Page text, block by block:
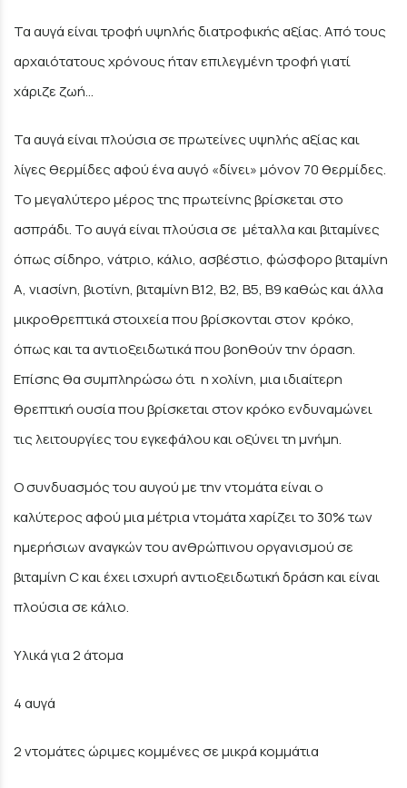
Τα αυγά είναι τροφή υψηλής διατροφικής αξίας. Από τους
αρχαιότατους χρόνους ήταν επιλεγμένη τροφή γιατί
χάριζε ζωή…
Τα αυγά είναι πλούσια σε πρωτείνες υψηλής αξίας και
λίγες θερμίδες αφού ένα αυγό «δίνει» μόνον 70 θερμίδες.
Το μεγαλύτερο μέρος της πρωτείνης βρίσκεται στο
ασπράδι. Το αυγά είναι πλούσια σε μέταλλα και βιταμίνες
όπως σίδηρο, νάτριο, κάλιο, ασβέστιο, φώσφορο βιταμίνη
Α, νιασίνη, βιοτίνη, βιταμίνη Β12, Β2, Β5, Β9 καθώς και άλλα
μικροθρεπτικά στοιχεία που βρίσκονται στον κρόκο,
όπως και τα αντιοξειδωτικά που βοηθούν την όραση.
Επίσης θα συμπληρώσω ότι η χολίνη, μια ιδιαίτερη
θρεπτική ουσία που βρίσκεται στον κρόκο ενδυναμώνει
τις λειτουργίες του εγκεφάλου και οξύνει τη μνήμη.
Ο συνδυασμός του αυγού με την ντομάτα είναι ο
καλύτερος αφού μια μέτρια ντομάτα χαρίζει το 30% των
ημερήσιων αναγκών του ανθρώπινου οργανισμού σε
βιταμίνη C και έχει ισχυρή αντιοξειδωτική δράση και είναι
πλούσια σε κάλιο.
Υλικά για 2 άτομα
4 αυγά
2 ντομάτες ώριμες κομμένες σε μικρά κομμάτια